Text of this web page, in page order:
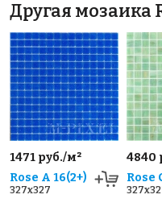
Другая мозаика
1471 руб./м²
Rose A 16(2+)
327x327
4840
Rose